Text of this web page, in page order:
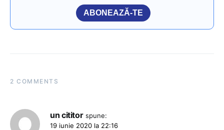
ABONEAZĂ-TE
2 COMMENTS
un cititor spune:
19 iunie 2020 la 22:16